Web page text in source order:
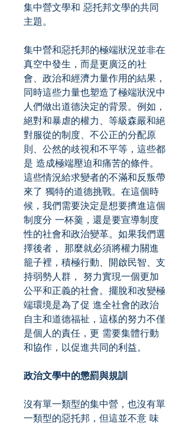
集中營文學和 惡托邦文學的共同
主題。
集中營和惡托邦的極端狀況並非在
真空中發生，而是更廣泛的社
會、政治和經濟力量作用的結果，
同時這些力量也塑造了極端狀況中
人們做出道德決定的背景。例如，
絕對和暴虐的權力、等級森嚴和絕
對服從的制度、不公正的分配原
則、公然的歧視和不平等，這些都
是 造成極端壓迫和痛苦的條件。
這些情況給求變者的不滿和反叛帶
來了 獨特的道德挑戰。在這個時
候，我們需要決定是想要擠進這個
制度分 一杯羹，還是要宣導制度
性的社會和政治變革。如果我們選
擇後者， 那麼就必須將權力關進
籠子裡，積極行動、開啟民智、支
持弱勢人群， 努力實現一個更加
公平和正義的社會。擺脫和改變極
端環境是為了促 進全社會的政治
自主和道德福祉，這樣的努力不僅
是個人的責任，更 需要集體行動
和協作，以促進共同的利益。
政治文學中的懲罰與規訓
沒有單一類型的集中營，也沒有單
一類型的惡托邦，但這並不意 味